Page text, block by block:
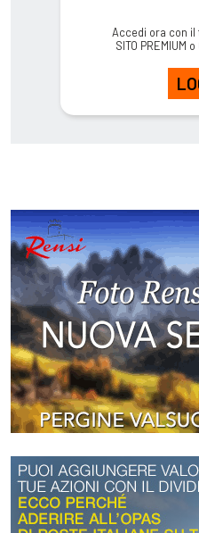
Accedi ora con il
SITO PREMIUM